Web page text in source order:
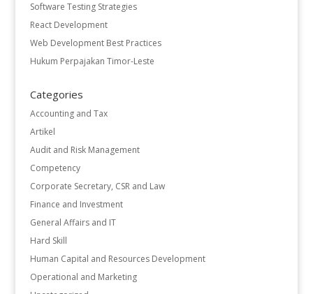
Software Testing Strategies
React Development
Web Development Best Practices
Hukum Perpajakan Timor-Leste
Categories
Accounting and Tax
Artikel
Audit and Risk Management
Competency
Corporate Secretary, CSR and Law
Finance and Investment
General Affairs and IT
Hard Skill
Human Capital and Resources Development
Operational and Marketing